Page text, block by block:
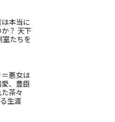
は本当に
か？ 天下
室たちを
＝悪女は
、豊臣
茶々
生涯